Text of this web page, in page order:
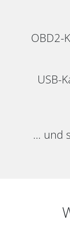
OBD2-
USB-
… und